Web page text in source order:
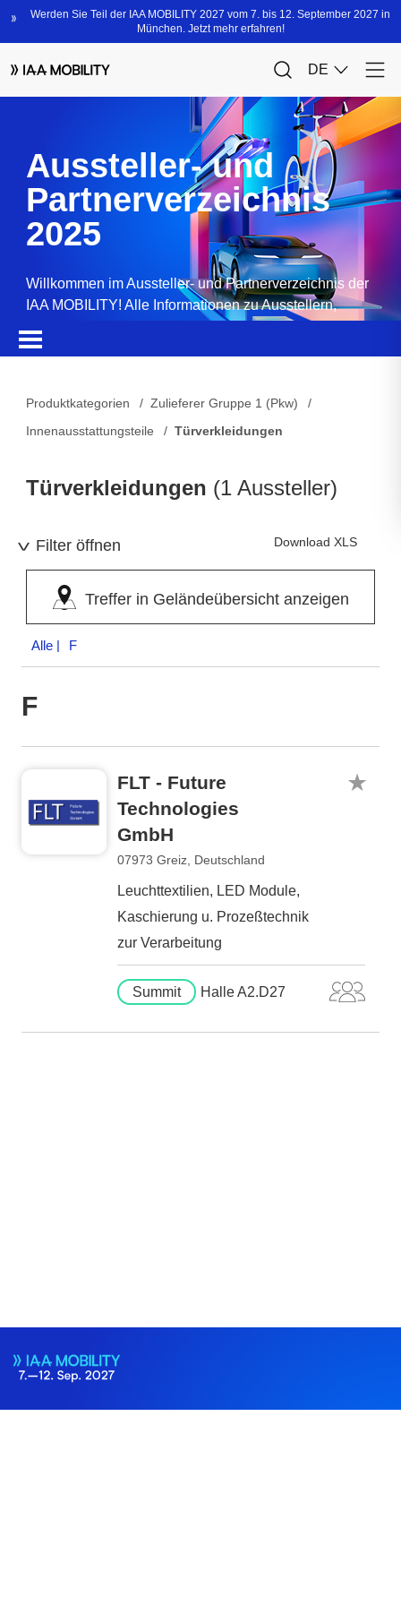
Aussteller- und
Partnerverzeichnis
2025
Willkommen im Aussteller- und Partnerverzeichnis der
IAA MOBILITY! Alle Informationen zu Ausstellern,
Produktkategorien
Zulieferer Gruppe 1 (Pkw)
Innenausstattungsteile
Türverkleidungen
Türverkleidungen (1 Aussteller)
Filter öffnen Download XLS
Treffer in Geländeübersicht anzeigen
Alle | F
F
FLT - Future
Technologies
GmbH
07973 Greiz, Deutschland
Leuchttextilien, LED Module,
Kaschierung u. Prozeßtechnik
zur Verarbeitung
Summit Halle A2.D27